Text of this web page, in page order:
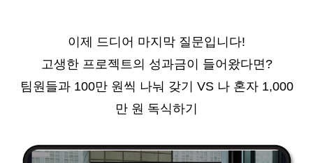
이제 드디어 마지막 질문입니다!
고생한 프로젝트의 성과금이 들어왔다면?
팀원들과 100만 원씩 나눠 갖기 VS 나 혼자 1,000
만 원 독식하기